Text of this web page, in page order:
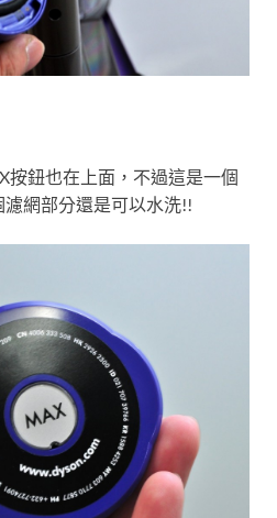
按鈕也在上面，不過這是一個
網部分還是可以水洗!!